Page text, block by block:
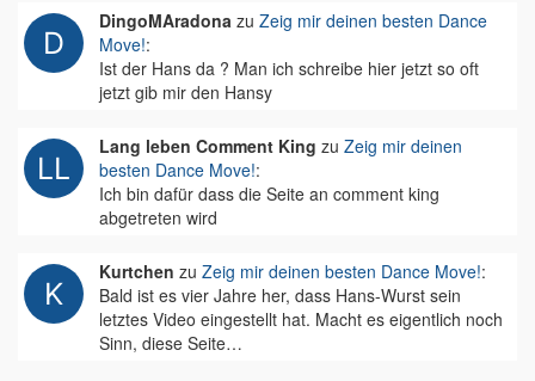
DingoMAradona zu Zeig mir deinen besten Dance
Move!:
Ist der Hans da ? Man ich schreibe hier jetzt so oft
jetzt gib mir den Hansy
Lang leben Comment King zu Zeig mir deinen
besten Dance Move!:
Ich bin dafür dass die Seite an comment king
abgetreten wird
Kurtchen zu Zeig mir deinen besten Dance Move!:
Bald ist es vier Jahre her, dass Hans-Wurst sein
letztes Video eingestellt hat. Macht es eigentlich noch
Sinn, diese Seite…